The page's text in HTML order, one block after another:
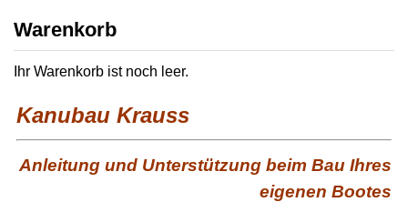
Warenkorb
Ihr Warenkorb ist noch leer.
Kanubau Krauss
Anleitung und Unterstützung beim Bau Ihres
eigenen Bootes